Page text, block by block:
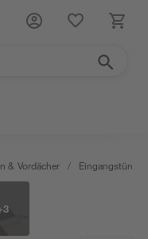
& Vordächer / Eingangstüren
3